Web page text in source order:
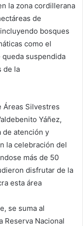
la zona cordillerana
de
bosques
como el
suspendida
de la
Áreas Silvestres
Yáñez,
de atención y
la celebración del
más de 50
disfrutar de la
esta área
se suma al
Reserva Nacional